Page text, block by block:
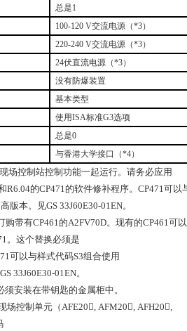
总是1
100-120 V交流电源（*3）
220-240 V交流电源（*3）
24伏直流电源（*3）
没有防爆装置
基本类型
使用ISA标准G3选项
总是0
与香港大学接口（*4）
场控制站控制功能一起运行。请务必应用
R6.04的CP471的软件修补程序。 CP471可以
版本。见GS 33J60E30-01EN。
购带有CP461的A2FV70D。现有的CP461可
。这个替换必须是
可以与样式代码S3组合使用
GS 33J60E30-01EN。
须安装在带钥匙的金属柜中。
场控制单元（AFE20, AFM20, AFH20,